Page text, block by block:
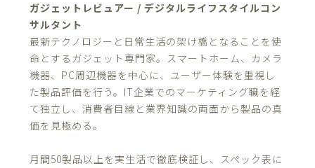
ガジェットレビュアー / デジタルライフスタイルコン
サルタント
最新テクノロジーと日常生活の架け橋となることを使
命とするガジェット専門家。スマートホーム、カメラ
機器、PC周辺機器を中心に、ユーザー体験を重視し
た製品評価を行う。IT企業でのマーケティング職を経
て独立し、消費者目線と業界知識の両面から製品の真
価を見極める。
月間50製品以上を実生活で徹底検証し、スペック表に